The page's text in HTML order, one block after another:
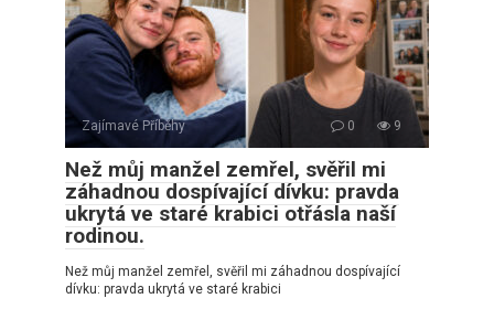
Zajímavé Příběhy 0 9
Než můj manžel zemřel, svěřil mi
záhadnou dospívající dívku: pravda
ukrytá ve staré krabici otřásla naší
rodinou.
Než můj manžel zemřel, svěřil mi záhadnou dospívající
dívku: pravda ukrytá ve staré krabici